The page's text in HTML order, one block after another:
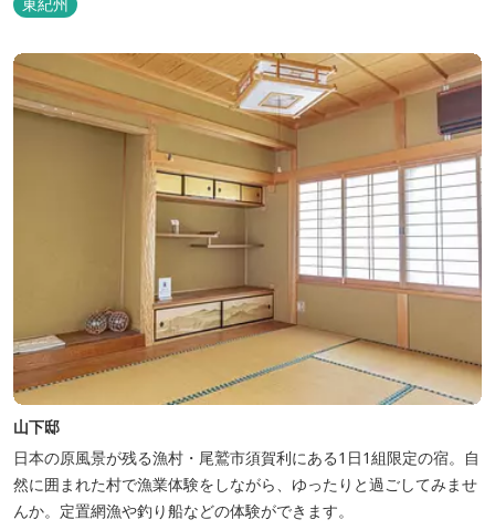
た。 いつでも気軽にご利用ください。
東紀州
山下邸
日本の原風景が残る漁村・尾鷲市須賀利にある1日1組限定の宿。自
然に囲まれた村で漁業体験をしながら、ゆったりと過ごしてみませ
んか。定置網漁や釣り船などの体験ができます。